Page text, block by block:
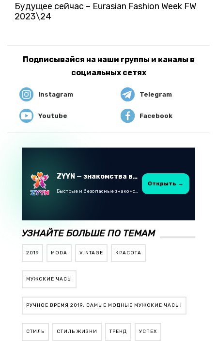
Будущее сейчас – Eurasian Fashion Week FW
2023\24
Подписывайся на наши группы и каналы в
социальных сетях
Instagram Telegram
Youtube Facebook
ZYYN — знакомства в Казахстане
Быстрые и безопасные знакомства в Telegram
Открыть →
УЗНАЙТЕ БОЛЬШЕ ПО ТЕМАМ
2019 MODA VINTAGE КРАСОТА
МУЖСКИЕ ЧАСЫ
РУЧНОЕ ВРЕМЯ 2019: САМЫЕ МОДНЫЕ МУЖСКИЕ ЧАСЫ!
СТИЛЬ СТИЛЬ ЖИЗНИ ТРЕНД УСПЕХ